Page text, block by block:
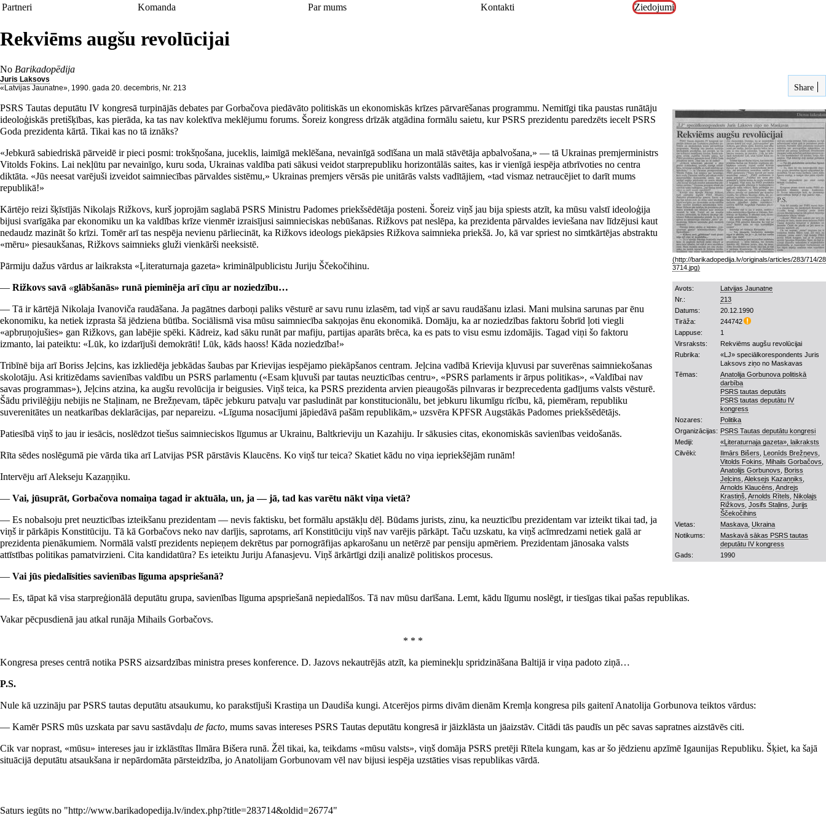
Partneri Komanda Par mums Kontakti Ziedojumi
Rekviēms augšu revolūcijai
No Barikadopēdija
Share
Juris Laksovs
«Latvijas Jaunatne», 1990. gada 20. decembris, Nr. 213
Avots:
Latvijas Jaunatne
Nr.:
213
Datums:
20.12.1990
Tirāža:
244742
Lappuse:
1
Virsraksts:
Rekviēms augšu revolūcijai
Rubrika:
«LJ» speciālkorespondents Juris
Laksovs ziņo no Maskavas
Tēmas:
Anatolija Gorbunova politiskā
darbība
PSRS tautas deputāts
PSRS tautas deputātu IV
kongress
Nozares:
Politika
Organizācijas: PSRS Tautas deputātu kongresi
Mediji:
«Ļiteraturnaja gazeta», laikraksts
Cilvēki:
Ilmārs Bišers Leonīds Brežņevs
Vitolds Fokins
Mihails Gorbačovs
Anatolijs Gorbunovs
Boriss
Jeļcins Aleksejs Kazaņņiks
Arnolds Klaucēns Andrejs
Krastiņš Arnolds Rītels
Nikolajs
Rižkovs Josifs Staļins Jurijs
Ščekočihins
Vietas:
Maskava Ukraina
Notikums:
Maskavā sākas PSRS tautas
deputātu IV kongress
Gads:
1990
PSRS Tautas deputātu IV kongresā turpinājās debates par Gorbačova piedāvāto politiskās un ekonomiskās krīzes pārvarēšanas programmu. Nemitīgi tika paustas runātāju
ideoloģiskās pretišķības, kas pierāda, ka tas nav kolektīva meklējumu forums. Šoreiz kongress drīzāk atgādina formālu saietu, kur PSRS prezidentu paredzēts iecelt PSRS
Goda prezidenta kārtā. Tikai kas no tā iznāks?
«Jebkurā sabiedriskā pārveidē ir pieci posmi: trokšņošana, juceklis, laimīgā meklēšana, nevainīgā sodīšana un malā stāvētāja apbalvošana,» — tā Ukrainas premjerministrs
Vitolds Fokins. Lai nekļūtu par nevainīgo, kuru soda, Ukrainas valdība pati sākusi veidot starprepubliku horizontālās saites, kas ir vienīgā iespēja atbrīvoties no centra
diktāta. «Jūs neesat varējuši izveidot saimniecības pārvaldes sistēmu,» Ukrainas premjers vērsās pie unitārās valsts vadītājiem, «tad vismaz netraucējiet to darīt mums
republikā!»
Kārtējo reizi šķīstījās Nikolajs Rižkovs, kurš joprojām saglabā PSRS Ministru Padomes priekšsēdētāja posteni. Šoreiz viņš jau bija spiests atzīt, ka mūsu valstī ideoloģija
bijusi svarīgāka par ekonomiku un ka valdības krīze vienmēr izraisījusi saimnieciskas nebūšanas. Rižkovs pat neslēpa, ka prezidenta pārvaldes ieviešana nav līdzējusi kaut
nedaudz mazināt šo krīzi. Tomēr arī tas nespēja nevienu pārliecināt, ka Rižkovs ideologs piekāpsies Rižkova saimnieka priekšā. Jo, kā var spriest no simtkārtējas abstraktu
«mēru» piesaukšanas, Rižkovs saimnieks gluži vienkārši neeksistē.
Pārmiju dažus vārdus ar laikraksta «Ļiteraturnaja gazeta» kriminālpublicistu Juriju Ščekočihinu.
— Rižkovs savā «glābšanās» runā pieminēja arī cīņu ar noziedzību…
— Tā ir kārtējā Nikolaja Ivanoviča raudāšana. Ja pagātnes darboņi paliks vēsturē ar savu runu izlasēm, tad viņš ar savu raudāšanu izlasi. Mani mulsina sarunas par ēnu
ekonomiku, ka netiek izprasta šā jēdziena būtība. Sociālismā visa mūsu saimniecība sakņojas ēnu ekonomikā. Domāju, ka ar noziedzības faktoru šobrīd ļoti viegli
«apbruņojušies» gan Rižkovs, gan labējie spēki. Kādreiz, kad sāku runāt par mafiju, partijas aparāts brēca, ka es pats to visu esmu izdomājis. Tagad viņi šo faktoru
izmanto, lai pateiktu: «Lūk, ko izdarījuši demokrāti! Lūk, kāds haoss! Kāda noziedzība!»
Tribīnē bija arī Boriss Jeļcins, kas izkliedēja jebkādas šaubas par Krievijas iespējamo piekāpšanos centram. Jeļcina vadībā Krievija kļuvusi par suverēnas saimniekošanas
skolotāju. Asi kritizēdams savienības valdību un PSRS parlamentu («Esam kļuvuši par tautas neuzticības centru», «PSRS parlaments ir ārpus politikas», «Valdībai nav
savas programmas»), Jeļcins atzina, ka augšu revolūcija ir beigusies. Viņš teica, ka PSRS prezidenta arvien pieaugošās pilnvaras ir bezprecedenta gadījums valsts vēsturē.
Šādu privilēģiju nebijis ne Staļinam, ne Brežņevam, tāpēc jebkuru patvaļu var pasludināt par konstitucionālu, bet jebkuru likumīgu rīcību, kā, piemēram, republiku
suverenitātes un neatkarības deklarācijas, par nepareizu. «Līguma nosacījumi jāpiedāvā pašām republikām,» uzsvēra KPFSR Augstākās Padomes priekšsēdētājs.
Patiesībā viņš to jau ir iesācis, noslēdzot tiešus saimnieciskos līgumus ar Ukrainu, Baltkrieviju un Kazahiju. Ir sākusies citas, ekonomiskās savienības veidošanās.
Rīta sēdes noslēgumā pie vārda tika arī Latvijas PSR pārstāvis Klaucēns. Ko viņš tur teica? Skatiet kādu no viņa iepriekšējām runām!
Intervēju arī Alekseju Kazaņņiku.
— Vai, jūsuprāt, Gorbačova nomaiņa tagad ir aktuāla, un, ja — jā, tad kas varētu nākt viņa vietā?
— Es nobalsoju pret neuzticības izteikšanu prezidentam — nevis faktisku, bet formālu apstākļu dēļ. Būdams jurists, zinu, ka neuzticību prezidentam var izteikt tikai tad, ja
viņš ir pārkāpis Konstitūciju. Tā kā Gorbačovs neko nav darījis, saprotams, arī Konstitūciju viņš nav varējis pārkāpt. Taču uzskatu, ka viņš acīmredzami netiek galā ar
prezidenta pienākumiem. Normālā valstī prezidents nepieņem dekrētus par pornogrāfijas apkarošanu un netērzē par pensiju apmēriem. Prezidentam jānosaka valsts
attīstības politikas pamatvirzieni. Cita kandidatūra? Es ieteiktu Juriju Afanasjevu. Viņš ārkārtīgi dziļi analizē politiskos procesus.
— Vai jūs piedalīsities savienības līguma apspriešanā?
— Es, tāpat kā visa starpreģionālā deputātu grupa, savienības līguma apspriešanā nepiedalīšos. Tā nav mūsu darīšana. Lemt, kādu līgumu noslēgt, ir tiesīgas tikai pašas republikas.
Vakar pēcpusdienā jau atkal runāja Mihails Gorbačovs.
* * *
Kongresa preses centrā notika PSRS aizsardzības ministra preses konference. D. Jazovs nekautrējās atzīt, ka pieminekļu spridzināšana Baltijā ir viņa padoto ziņā…
P.S.
Nule kā uzzināju par PSRS tautas deputātu atsaukumu, ko parakstījuši Krastiņa un Daudiša kungi. Atcerējos pirms divām dienām Kremļa kongresa pils gaitenī Anatolija Gorbunova teiktos vārdus:
— Kamēr PSRS mūs uzskata par savu sastāvdaļu de facto, mums savas intereses PSRS Tautas deputātu kongresā ir jāizklāsta un jāaizstāv. Citādi tās paudīs un pēc savas sapratnes aizstāvēs citi.
Cik var noprast, «mūsu» intereses jau ir izklāstītas Ilmāra Bišera runā. Žēl tikai, ka, teikdams «mūsu valsts», viņš domāja PSRS pretēji Rītela kungam, kas ar šo jēdzienu apzīmē Igaunijas Republiku. Šķiet, ka šajā
situācijā deputātu atsaukšana ir nepārdomāta pārsteidzība, jo Anatolijam Gorbunovam vēl nav bijusi iespēja uzstāties visas republikas vārdā.
Saturs iegūts no "http://www.barikadopedija.lv/index.php?title=283714&oldid=26774"